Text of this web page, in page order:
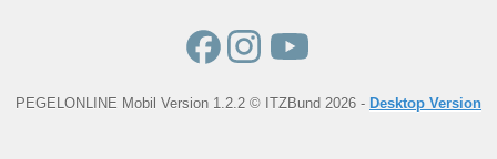
PEGELONLINE Mobil Version 1.2.2 © ITZBund 2026 - Desktop Version